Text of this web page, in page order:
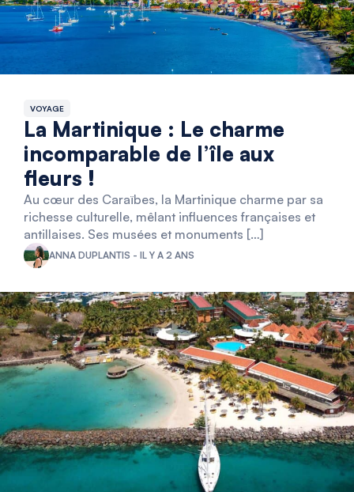
VOYAGE
La Martinique : Le charme
incomparable de l’île aux
fleurs !
Au cœur des Caraïbes, la Martinique charme par sa
richesse culturelle, mêlant influences françaises et
antillaises. Ses musées et monuments […]
ANNA DUPLANTIS - IL Y A 2 ANS